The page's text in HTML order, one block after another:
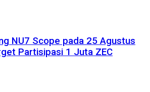
NU7 Scope pada 25 Agustus
Partisipasi 1 Juta ZEC